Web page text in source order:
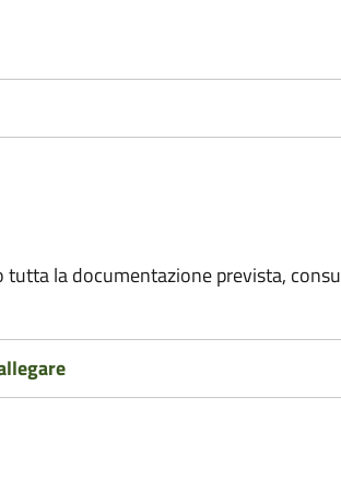
la documentazione prevista,